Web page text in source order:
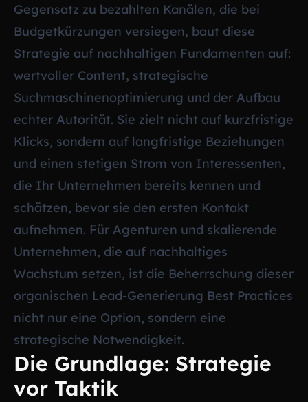
Gegensatz zu bezahlten Kanälen, die bei
Budgetkürzungen versiegen, baut diese
Strategie auf nachhaltigen Fundamenten auf:
wertvoller Content, strategische
Suchmaschinenoptimierung und der Aufbau
echter Autorität. Sie zielt nicht auf kurzfristige
Klicks, sondern auf langfristige Beziehungen
und einen stetigen Strom von Interessenten,
die Ihr Unternehmen bereits kennen und
schätzen, bevor sie den ersten Kontakt
aufnehmen. Für Agenturen und skalierende
Unternehmen, die auf nachhaltiges
Wachstum setzen, ist die Beherrschung dieser
organischen Lead-Generierung Best Practices
nicht nur eine Option, sondern eine
strategische Notwendigkeit.
Die Grundlage: Strategie
vor Taktik